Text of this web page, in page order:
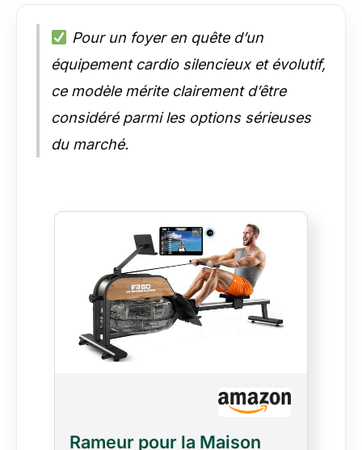
Pour un foyer en quête d’un
équipement cardio silencieux et évolutif,
ce modèle mérite clairement d’être
considéré parmi les options sérieuses
du marché.
Rameur pour la Maison